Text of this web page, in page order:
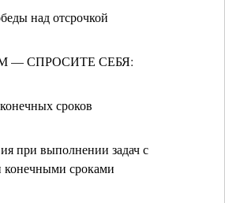
над отсрочкой
— СПРОСИТЕ СЕБЯ:
сроков
при выполнении задач с
конечными сроками